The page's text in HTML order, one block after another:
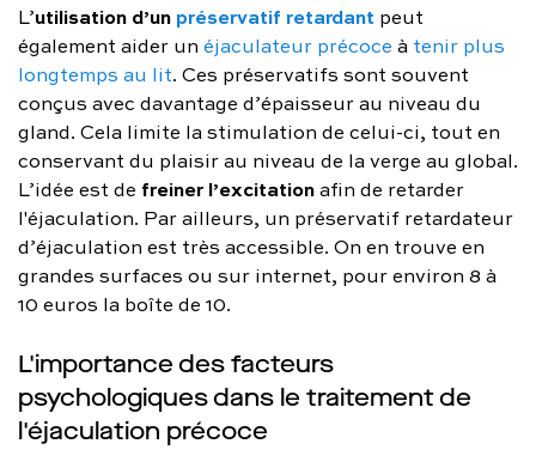
L’utilisation d’unpréservatif retardant peut
également aider un éjaculateur précoce à tenir plus
longtemps au lit. Ces préservatifs sont souvent
conçus avec davantage d’épaisseur au niveau du
gland. Cela limite la stimulation de celui-ci, tout en
conservant du plaisir au niveau de la verge au global.
L’idée est de freiner l’excitationafin de retarder
l'éjaculation. Par ailleurs, un préservatif retardateur
d’éjaculation est très accessible. On en trouve en
grandes surfaces ou sur internet, pour environ 8 à
10 euros la boîte de 10.
L'importance des facteurs
psychologiques dans le traitement de
l'éjaculation précoce